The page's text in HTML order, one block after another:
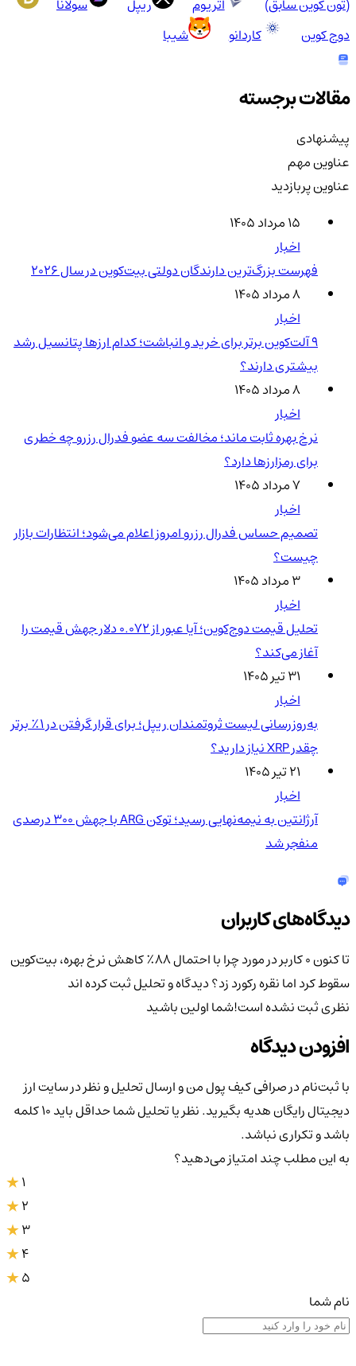
(تون کوین سابق)
اتریوم ریپل
سولانا
دوج کوین
کاردانو شیبا
مقالات برجسته
پیشنهادی
عناوین مهم
عناوین پربازدید
۱۵ مرداد ۱۴۰۵
اخبار
فهرست بزرگ‌ترین دارندگان دولتی بیت‌کوین در سال 2026
۸ مرداد ۱۴۰۵
اخبار
۹ آلت‌کوین برتر برای خرید و انباشت؛ کدام ارزها پتانسیل رشد
بیشتری دارند؟
۸ مرداد ۱۴۰۵
اخبار
نرخ بهره ثابت ماند؛ مخالفت سه عضو فدرال رزرو چه خطری
برای رمزارزها دارد؟
۷ مرداد ۱۴۰۵
اخبار
تصمیم حساس فدرال رزرو امروز اعلام می‌شود؛ انتظارات بازار
چیست؟
۳ مرداد ۱۴۰۵
اخبار
تحلیل قیمت دوج‌کوین؛ آیا عبور از ۰.۰۷۲ دلار جهش قیمت را
آغاز می‌کند؟
۳۱ تیر ۱۴۰۵
اخبار
به‌روزرسانی لیست ثروتمندان ریپل؛ برای قرار گرفتن در ۱٪ برتر
چقدر XRP نیاز دارید؟
۲۱ تیر ۱۴۰۵
اخبار
آرژانتین به نیمه‌نهایی رسید؛ توکن ARG با جهش ۳۰۰ درصدی
منفجر شد
دیدگاه‌های کاربران
تا کنون 0 کاربر در مورد
چرا با احتمال ۸۸٪ کاهش نرخ بهره، بیت‌کوین
سقوط کرد اما نقره رکورد زد؟دیدگاه و تحلیل ثبت کرده اند
نظری ثبت نشده است!شما اولین باشید
افزودن دیدگاه
با ثبت‌نام در صرافی کیف پول من و ارسال تحلیل و نظر در سایت ارز
دیجیتال رایگان هدیه بگیرید. نظر یا تحلیل شما حداقل باید ۱۰ کلمه
باشد و تکراری نباشد.
به این مطلب چند امتیاز می‌دهید؟
3
4
5
نام شما